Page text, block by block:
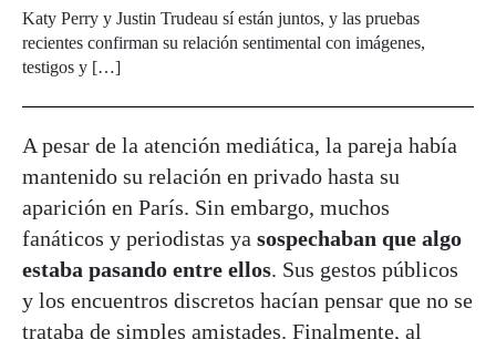
Katy Perry y Justin Trudeau sí están juntos, y las pruebas
recientes confirman su relación sentimental con imágenes,
testigos y […]
A pesar de la atención mediática, la pareja había
mantenido su relación en privado hasta su
aparición en París. Sin embargo, muchos
fanáticos y periodistas ya sospechaban que algo
estaba pasando entre ellos. Sus gestos públicos
y los encuentros discretos hacían pensar que no se
trataba de simples amistades. Finalmente, al